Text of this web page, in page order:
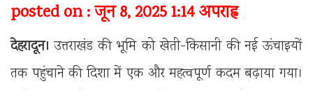
posted on : जून 8, 2025 1:14 अपराह्न
देहरादून। उत्तराखंड की भूमि को खेती-किसानी की नई ऊंचाइयों
तक पहुंचाने की दिशा में एक और महत्वपूर्ण कदम बढ़ाया गया।